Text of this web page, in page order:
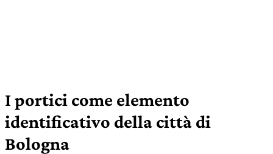
I portici come elemento
identificativo della città di
Bologna